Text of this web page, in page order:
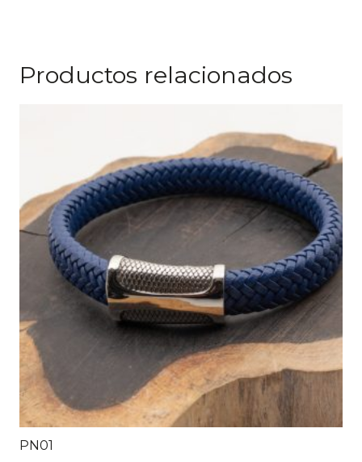
Productos relacionados
PN01